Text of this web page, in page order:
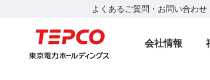
よくあるご質問・お問い合わせ
会社情報